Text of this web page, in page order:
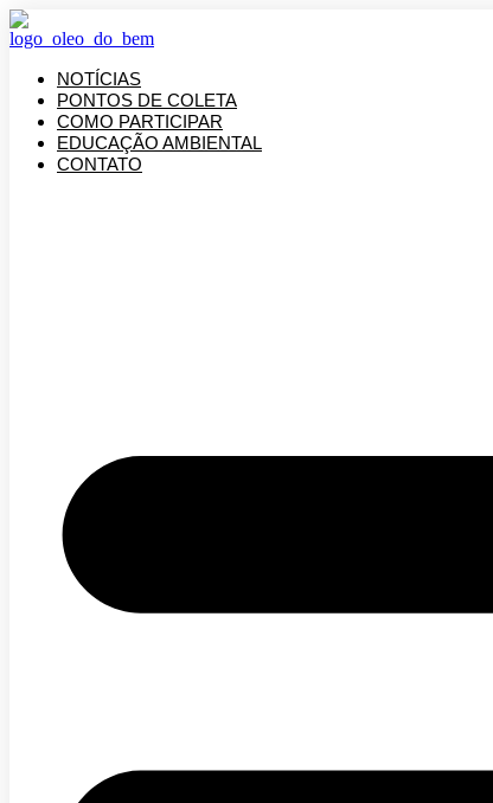
Ir
para
conteúdoNOTÍCIAS
PONTOS DE COLETA
COMO PARTICIPAR
EDUCAÇÃO AMBIENTAL
CONTATO